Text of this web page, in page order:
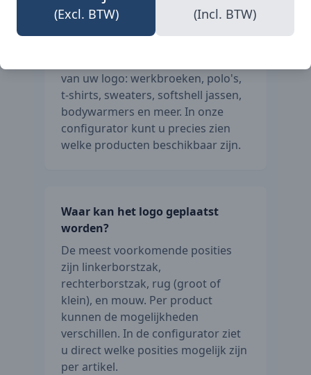
(Excl. BTW) (Incl. BTW)
Welke producten kunnen
gepersonaliseerd worden?
van uw logo: werkbroeken, polo's,
t-shirts, sweaters, softshell jassen,
bodywarmers en meer. In onze
configurator kunt u precies zien
welke producten beschikbaar zijn.
Waar kan het logo geplaatst
worden?
De meest voorkomende posities
zijn linkerborstzak,
rechterborstzak, rug (groot of
klein), en mouw. Per product
kunnen de mogelijkheden
verschillen. In de configurator ziet
u direct welke posities mogelijk zijn
per artikel.